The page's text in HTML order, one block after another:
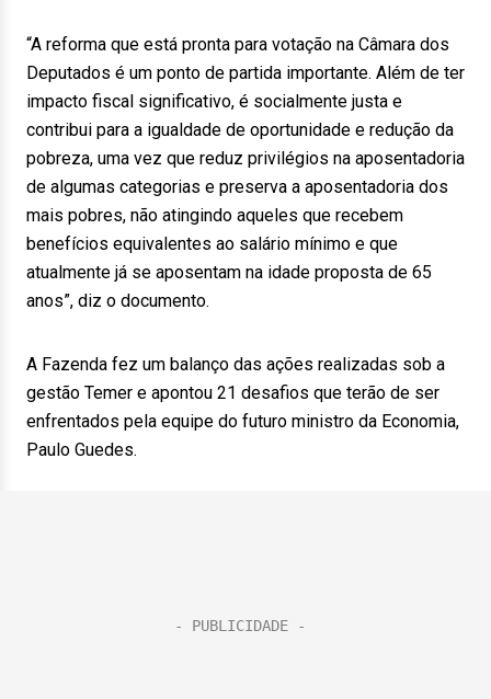
“A reforma que está pronta para votação na Câmara dos
Deputados é um ponto de partida importante. Além de ter
impacto fiscal significativo, é socialmente justa e
contribui para a igualdade de oportunidade e redução da
pobreza, uma vez que reduz privilégios na aposentadoria
de algumas categorias e preserva a aposentadoria dos
mais pobres, não atingindo aqueles que recebem
benefícios equivalentes ao salário mínimo e que
atualmente já se aposentam na idade proposta de 65
anos”, diz o documento.
A Fazenda fez um balanço das ações realizadas sob a
gestão Temer e apontou 21 desafios que terão de ser
enfrentados pela equipe do futuro ministro da Economia,
Paulo Guedes.